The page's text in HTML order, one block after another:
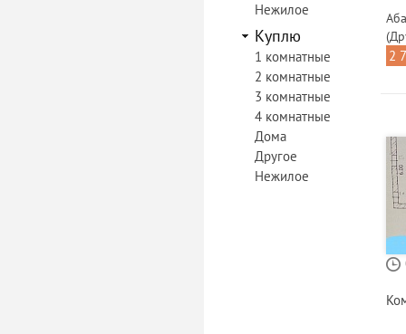
Нежилое
Куплю
1 комнатные
2 комнатные
3 комнатные
4 комнатные
Дома
Другое
Нежилое
2